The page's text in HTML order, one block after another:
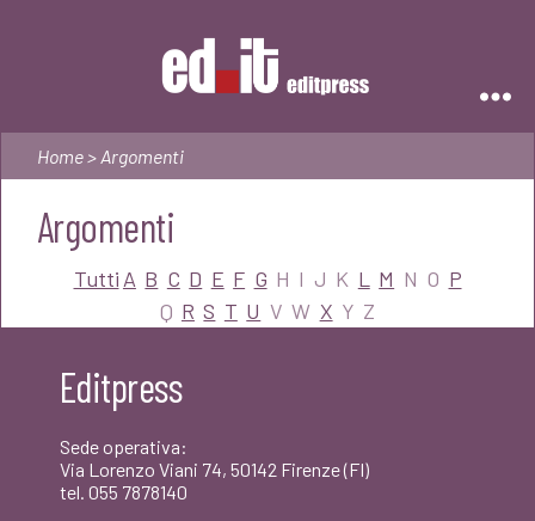
Home> Argomenti
Argomenti
Tutti A B C D E F G H I J K L M N O P
Q R S T U V W X Y Z
Editpress
Sede operativa:
Via Lorenzo Viani 74, 50142 Firenze (FI)
tel. 055 7878140